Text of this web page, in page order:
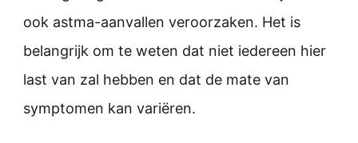
ook astma-aanvallen veroorzaken. Het is
belangrijk om te weten dat niet iedereen hier
last van zal hebben en dat de mate van
symptomen kan variëren.